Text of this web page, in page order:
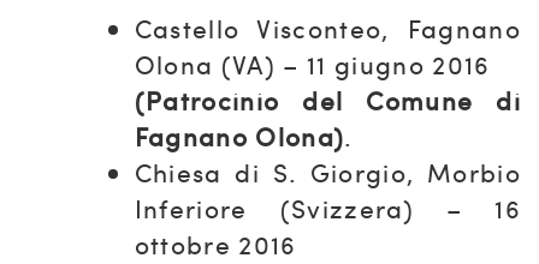
Castello Visconteo, Fagnano
Olona (VA) – 11 giugno 2016
(Patrocinio del Comune di
Fagnano Olona).
Chiesa di S. Giorgio, Morbio
Inferiore (Svizzera) – 16
ottobre 2016